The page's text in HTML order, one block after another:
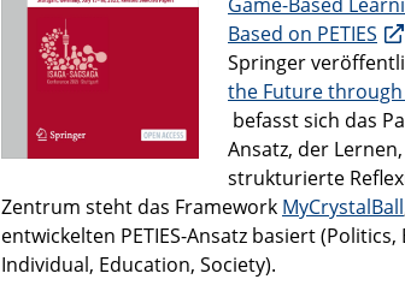
Based on PETIES
Springer
the Future
befasst sich das
Ansatz, der
strukturierte
Zentrum steht das Framework MyCrystalBall
entwickelten PETIES-Ansatz basiert
Individual, Education, Society).